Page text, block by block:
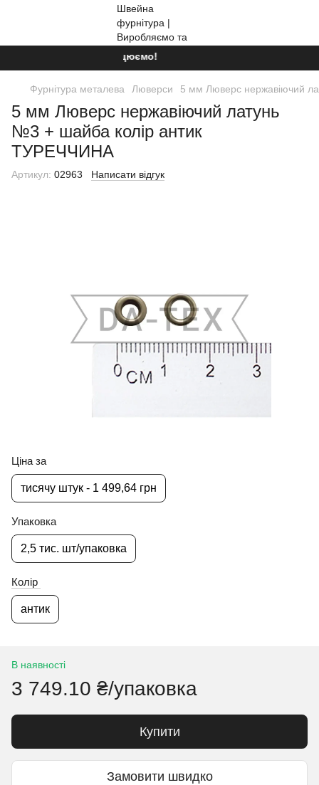
Ми працюємо!
Фурнітура металева Люверси 5 мм Люверс нержавіючий
5 мм Люверс нержавіючий латунь
№3 + шайба колір антик
ТУРЕЧЧИНА
Артикул: 02963 Написати відгук
Ціна за
тисячу штук - 1 499,64 грн
Упаковка
2,5 тис. шт/упаковка
Колір
антик
В наявності
3 749.10 ₴/упаковка
Купити
Замовити швидко